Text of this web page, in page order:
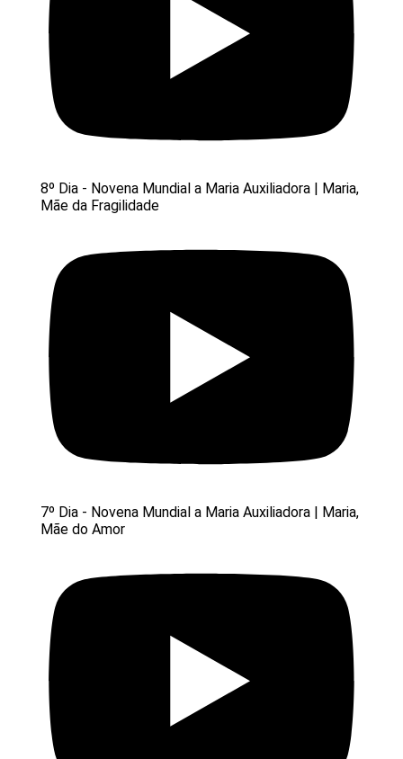
8º Dia - Novena Mundial a Maria Auxiliadora | Maria,
Mãe da Fragilidade
7º Dia - Novena Mundial a Maria Auxiliadora | Maria,
Mãe do Amor